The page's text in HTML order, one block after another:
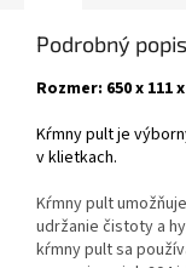
Podrobný popis
Rozmer: 650 x 111
Kŕmny pult je
v klietkach.
Kŕmny pult
udržanie čistoty a
kŕmny pult sa